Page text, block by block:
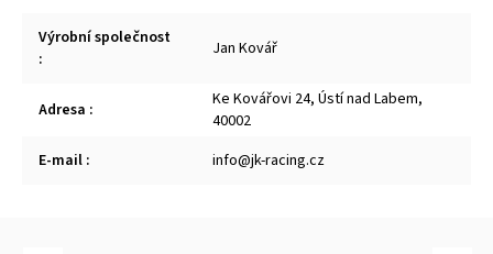
Výrobní společnost
:
Jan Kovář
Adresa :
Ke Kovářovi 24, Ústí nad Labem,
40002
E-mail : info@jk-racing.cz